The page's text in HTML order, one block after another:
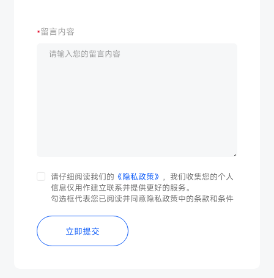
留言内容
请仔细阅读我们的 《隐私政策》 ，我们收集您的个人
信息仅用作建立联系并提供更好的服务。
勾选框代表您已阅读并同意隐私政策中的条款和条件
立即提交